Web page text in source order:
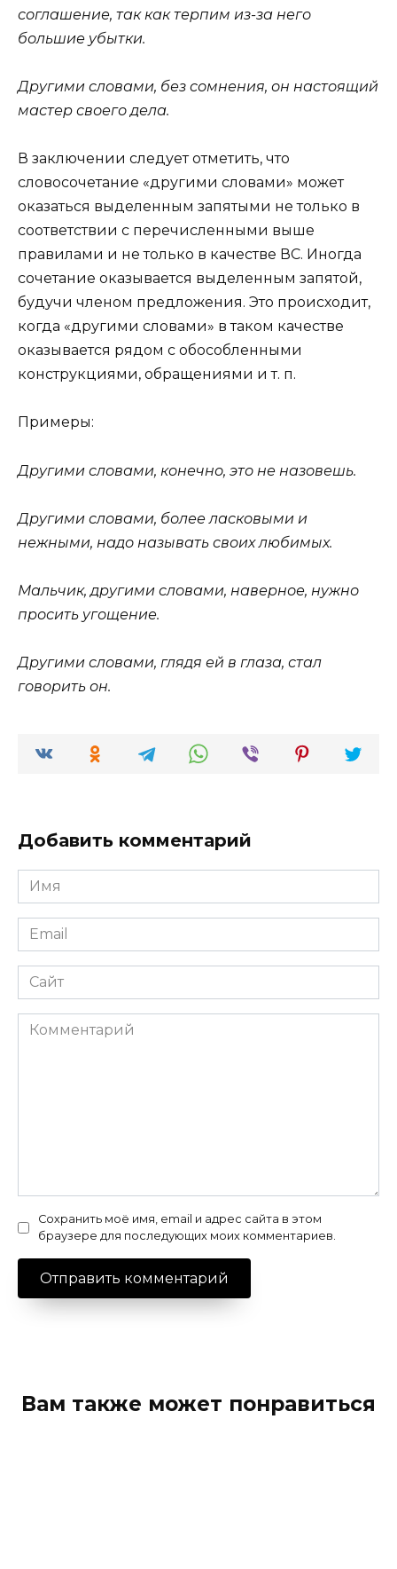
соглашение, так как терпим из-за него
большие убытки.
Другими словами, без сомнения, он настоящий
мастер своего дела.
В заключении следует отметить, что
словосочетание «другими словами» может
оказаться выделенным запятыми не только в
соответствии с перечисленными выше
правилами и не только в качестве ВС. Иногда
сочетание оказывается выделенным запятой,
будучи членом предложения. Это происходит,
когда «другими словами» в таком качестве
оказывается рядом с обособленными
конструкциями, обращениями и т. п.
Примеры:
Другими словами, конечно, это не назовешь.
Другими словами, более ласковыми и
нежными, надо называть своих любимых.
Мальчик, другими словами, наверное, нужно
просить угощение.
Другими словами, глядя ей в глаза, стал
говорить он.
Добавить комментарий
Имя
*
Email
*
Сайт
Комментарий
Сохранить моё имя, email и адрес сайта в этом
браузере для последующих моих комментариев.
Вам также может понравиться